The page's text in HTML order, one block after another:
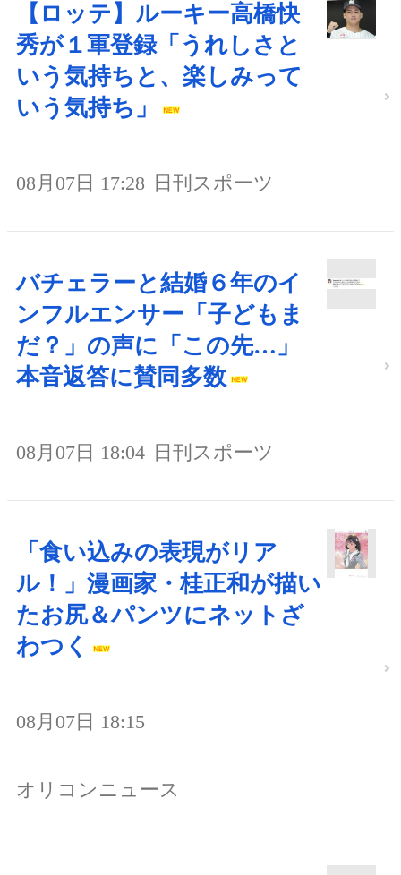
【ロッテ】ルーキー高橋快
秀が１軍登録「うれしさと
いう気持ちと、楽しみって
いう気持ち」
08月07日 17:28 日刊スポーツ
バチェラーと結婚６年のイ
ンフルエンサー「子どもま
だ？」の声に「この先…」
本音返答に賛同多数
08月07日 18:04 日刊スポーツ
「食い込みの表現がリア
ル！」漫画家・桂正和が描い
たお尻＆パンツにネットざ
わつく
08月07日 18:15
オリコンニュース